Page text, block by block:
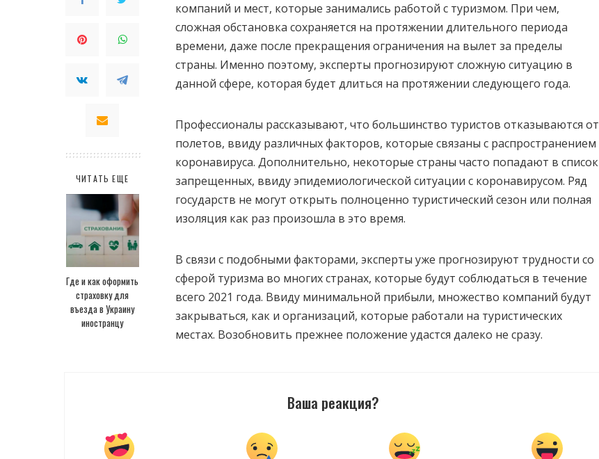
ЧИТАТЬ ЕЩЕ
Где и как оформить
страховку для
въезда в Украину
иностранцу
компаний и мест, которые занимались работой с туризмом. При чем,
сложная обстановка сохраняется на протяжении длительного периода
времени, даже после прекращения ограничения на вылет за пределы
страны. Именно поэтому, эксперты прогнозируют сложную ситуацию в
данной сфере, которая будет длиться на протяжении следующего года.
Профессионалы рассказывают, что большинство туристов отказываются от
полетов, ввиду различных факторов, которые связаны с распространением
коронавируса. Дополнительно, некоторые страны часто попадают в список
запрещенных, ввиду эпидемиологической ситуации с коронавирусом. Ряд
государств не могут открыть полноценно туристический сезон или полная
изоляция как раз произошла в это время.
В связи с подобными факторами, эксперты уже прогнозируют трудности со
сферой туризма во многих странах, которые будут соблюдаться в течение
всего 2021 года. Ввиду минимальной прибыли, множество компаний будут
закрываться, как и организаций, которые работали на туристических
местах. Возобновить прежнее положение удастся далеко не сразу.
Ваша реакция?